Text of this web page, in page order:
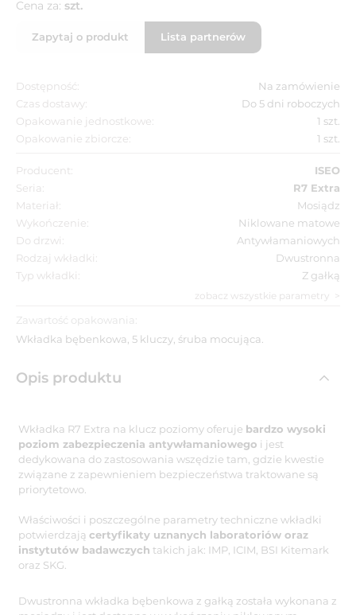
Cena za: szt.
Zapytaj o produkt Lista partnerów
Dostępność:
Na zamówienie
Czas dostawy:
Do 5 dni roboczych
Opakowanie jednostkowe:
1 szt.
Opakowanie zbiorcze:
1 szt.
Producent:
ISEO
Seria:
R7 Extra
Materiał:
Mosiądz
Wykończenie:
Niklowane matowe
Do drzwi:
Antywłamaniowych
Rodzaj wkładki:
Dwustronna
Typ wkładki:
Z gałką
zobacz wszystkie parametry
Zawartość opakowania:
Wkładka bębenkowa, 5 kluczy, śruba mocująca.
Opis produktu
Wkładka R7 Extra na klucz poziomy oferuje bardzo wysoki
poziom zabezpieczenia antywłamaniowego i jest
dedykowana do zastosowania wszędzie tam, gdzie kwestie
związane z zapewnieniem bezpieczeństwa traktowane są
priorytetowo.
Właściwości i poszczególne parametry techniczne wkładki
potwierdzają certyfikaty uznanych laboratoriów oraz
instytutów badawczych takich jak: IMP, ICIM, BSI Kitemark
oraz SKG.
Dwustronna wkładka bębenkowa z gałką została wykonana z